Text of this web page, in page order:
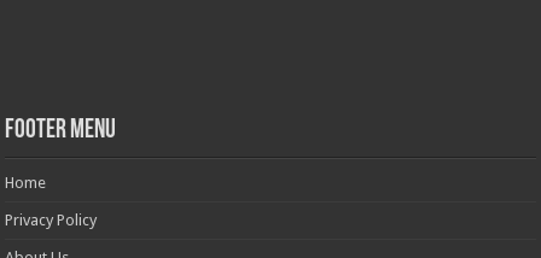
Footer Menu
Home
Privacy Policy